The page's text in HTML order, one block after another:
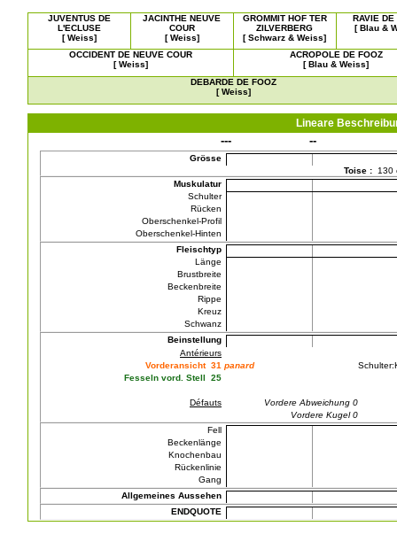
JUVENTUS DE
L'ECLUSE
[ Weiss]
JACINTHE NEUVE
COUR
[ Weiss]
GROMMIT HOF TER
ZILVERBERG
[ Schwarz & Weiss]
RAVIE DE
[ Blau &
OCCIDENT DE NEUVE COUR
[ Weiss]
ACROPOLE DE FOOZ
[ Blau & Weiss]
DEBARDE DE FOOZ
[ Weiss]
Lineare
--- --
Grösse
Toise : 130
Muskulatur
Schulter
Rücken
Oberschenkel-Profil
Oberschenkel-Hinten
Fleischtyp
Länge
Brustbreite
Beckenbreite
Rippe
Kreuz
Schwanz
Beinstellung
Antérieurs
Vorderansicht 31
Fesseln vord. Stell 25
Défauts
panard
Vordere Abweichung 0
Vordere Kugel 0
Fell
Beckenlänge
Knochenbau
Rückenlinie
Gang
Allgemeines Aussehen
ENDQUOTE